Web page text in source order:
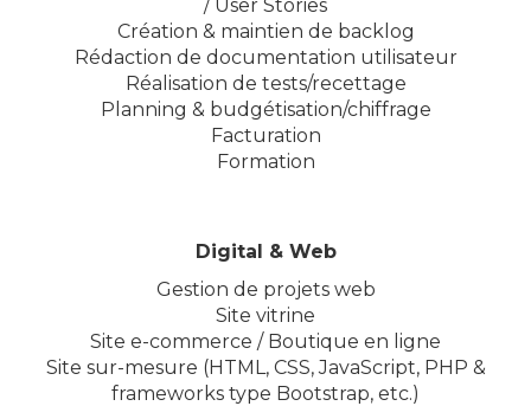
/ User Stories
Création & maintien de backlog
Rédaction de documentation utilisateur
Réalisation de tests/recettage
Planning & budgétisation/chiffrage
Facturation
Formation
Digital & Web
Gestion de projets web
Site vitrine
Site e-commerce / Boutique en ligne
Site sur-mesure (HTML, CSS, JavaScript, PHP &
frameworks type Bootstrap, etc.)